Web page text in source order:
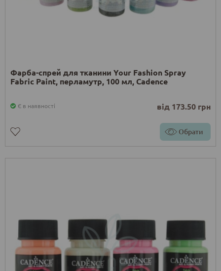
Фарба-спрей для тканини Your Fashion Spray
Fabric Paint, перламутр, 100 мл, Cadence
Є в наявності від 173.50 грн
Обрати